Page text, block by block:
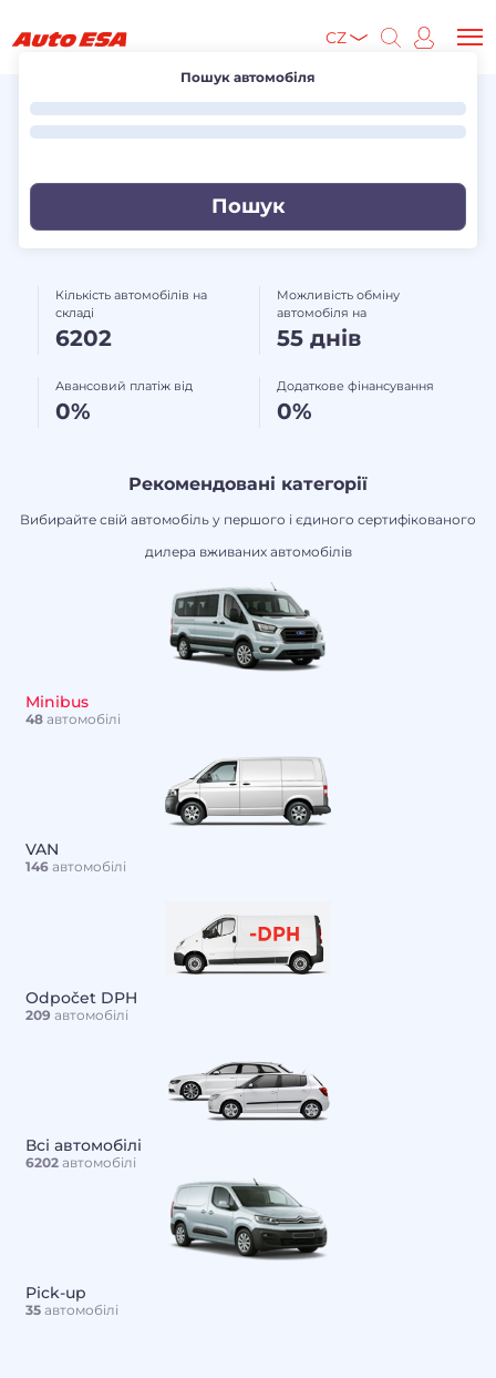
CZ
Пошук автомобіля
Кількість автомобілів на
складі
6202
Можливість обміну
автомобіля на
55 днів
Авансовий платіж від
0%
Додаткове фінансування
0%
Рекомендовані категорії
Вибирайте свій автомобіль у першого і єдиного сертифікованого
дилера вживаних автомобілів
Minibus
48автомобілі
VAN
146автомобілі
Odpočet DPH
209 автомобілі
Всі автомобілі
6202автомобілі
Pick-up
35автомобілі